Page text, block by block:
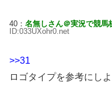
40： 名無しさん＠実況で競馬
ID:033UXohr0.net
>>31
ロゴタイプを参考にしよ